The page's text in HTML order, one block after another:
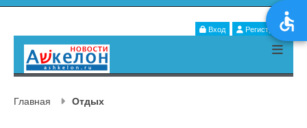
Вход Регистрация
Главная Отдых